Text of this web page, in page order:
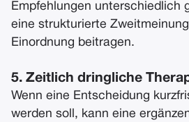
Empfehlungen unterschiedlich
eine strukturierte
Einordnung beitragen.
5. Zeitlich dringliche
Wenn eine Entscheidung
werden soll, kann eine